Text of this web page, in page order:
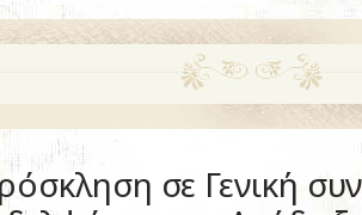
σε Γενική